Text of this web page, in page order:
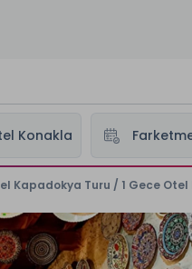
Kapadokya Turu / 1 Gece